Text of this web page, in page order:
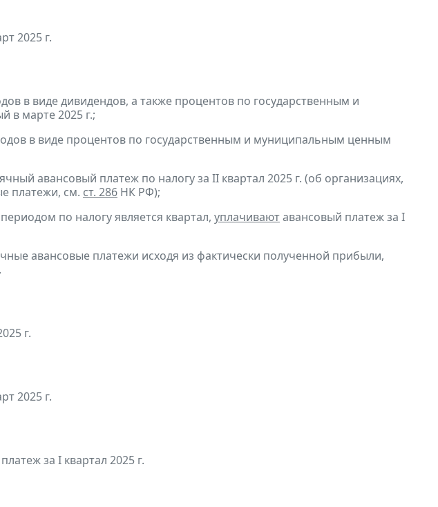
2025 г.
в виде дивидендов, а также процентов по государственным и
в марте 2025 г.;
в виде процентов по государственным и муниципальным ценным
авансовый платеж по налогу за II квартал 2025 г. (об организациях,
платежи, см. ст. 286 НК РФ);
по налогу является квартал, уплачиваютавансовый платеж за I
авансовые платежи исходя из фактически полученной прибыли,
г.
2025 г.
за I квартал 2025 г.